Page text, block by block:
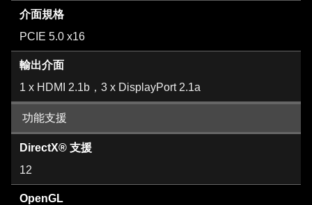
介面規格
PCIE 5.0 x16
輸出介面
1 x HDMI 2.1b，3 x DisplayPort 2.1a
功能支援
DirectX® 支援
12
OpenGL